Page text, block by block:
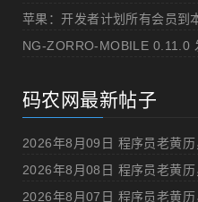
苹果：开发者计划所有会员到
码农网最新帖子
2026年8月09日 程序员老黄
2026年8月08日 程序员老黄